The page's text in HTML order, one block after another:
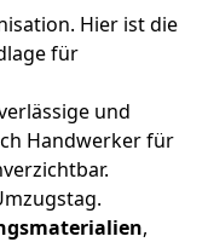
Hier ist die
für
und
Handwerker für
,